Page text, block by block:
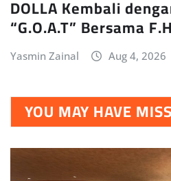
DOLLA Kembali
“G.O.A.T” Bersama
Yasmin Zainal Aug 4, 2026
YOU MAY HAVE